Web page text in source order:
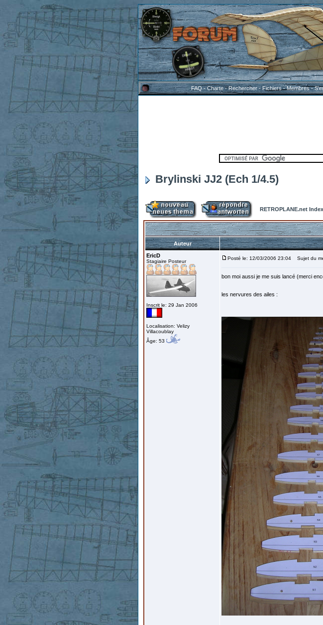
FAQ-Charte-Rechercher-Fichiers-Membres-
Brylinski JJ2 (Ech 1/4.5)
RETROPLANE.net
Auteur
EricD
Stagiaire Posteur
Inscrit le: 29 Jan 2006
Localisation: Velizy
Villacoublay
Âge: 53
Posté le: 12/03/2006 23:04 Sujet du
bon moi aussi je me suis lancé (merci
les nervures des ailes :